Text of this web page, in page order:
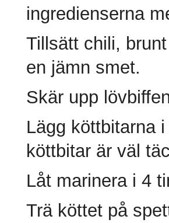
ingredienserna
Tillsätt chili,
en jämn smet.
Skär upp
Lägg köttbitarna
köttbitar är väl
Låt marinera i 4
Trä köttet på